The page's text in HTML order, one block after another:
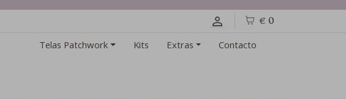
€ 0
Telas Patchwork Kits Extras Contacto